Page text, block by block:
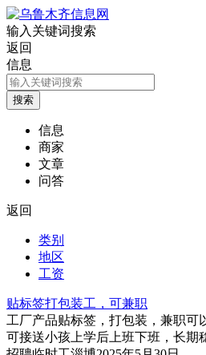
输入关键词搜索
返回
信息
信息
商家
文章
问答
返回
类别
地区
工资
贴标签打包装工，可兼职
工厂产品贴标签，打包装，兼职可
可接送小孩上学后上班下班，长期